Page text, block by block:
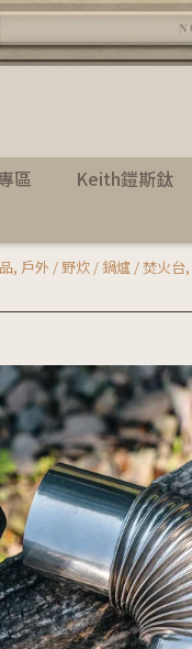
區 Keith鎧斯鈦
, 戶外 / 野炊 / 鍋爐 / 焚火台,